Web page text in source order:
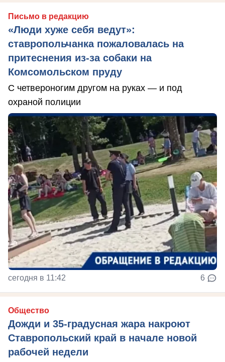
Письмо в редакцию
«Люди хуже себя ведут»:
ставропольчанка пожаловалась на
притеснения из-за собаки на
Комсомольском пруду
С четвероногим другом на руках — и под
охраной полиции
сегодня в 11:42 6
Общество
Дожди и 35-градусная жара накроют
Ставропольский край в начале новой
рабочей недели